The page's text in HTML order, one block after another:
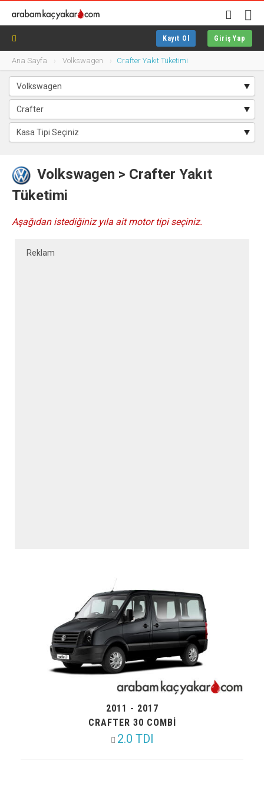
Kayıt Ol Giriş Yap
Ana Sayfa Volkswagen Crafter Yakıt Tüketimi
Volkswagen > Crafter Yakıt
Tüketimi
Aşağıdan istediğiniz yıla ait motor tipi seçiniz.
Reklam
2011 - 2017
CRAFTER 30 COMBI
2.0 TDI